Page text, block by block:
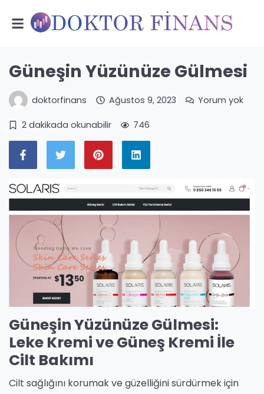
Güneşin Yüzünüze Gülmesi
doktorfinans Ağustos 9, 2023 Yorum yok
2 dakikada okunabilir 746
Güneşin Yüzünüze Gülmesi:
Leke Kremi ve Güneş Kremi İle
Cilt Bakımı
Cilt sağlığını korumak ve güzelliğini sürdürmek için